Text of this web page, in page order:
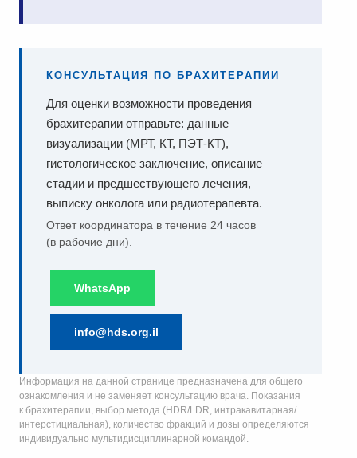
КОНСУЛЬТАЦИЯ ПО БРАХИТЕРАПИИ
Для оценки возможности проведения
брахитерапии отправьте: данные
визуализации (МРТ, КТ, ПЭТ-КТ),
гистологическое заключение, описание
стадии и предшествующего лечения,
выписку онколога или радиотерапевта.
Ответ координатора в течение 24 часов
(в рабочие дни).
WhatsApp
info@hds.org.il
Информация на данной странице предназначена для общего
ознакомления и не заменяет консультацию врача. Показания
к брахитерапии, выбор метода (HDR/LDR, интракавитарная/
интерстициальная), количество фракций и дозы определяются
индивидуально мультидисциплинарной командой.